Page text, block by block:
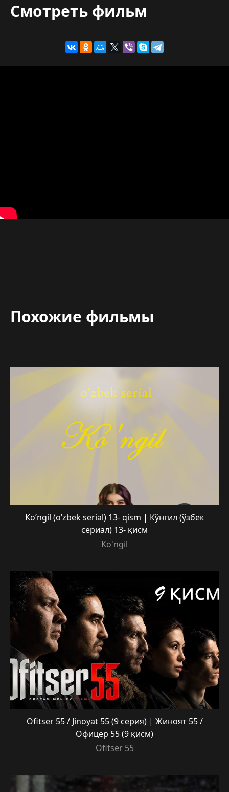
Смотреть фильм
Похожие фильмы
Ko’ngil (o’zbek serial) 13- qism | Кўнгил (ўзбек
сериал) 13- қисм
Ko'ngil
Ofitser 55 / Jinoyat 55 (9 серия) | Жиноят 55 /
Офицер 55 (9 қисм)
Ofitser 55